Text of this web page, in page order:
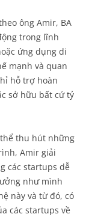
ông Amir, BA
trong lĩnh
ứng dụng di
mạnh và quan
hỗ trợ hoàn
sở hữu bất cứ tỷ
thu hút những
Amir giải
các startups dễ
như mình
này và từ đó, có
các startups về